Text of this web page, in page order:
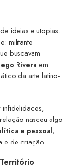
ideias e utopias.
militante
buscavam
Rivera em
da arte latino-
infidelidades,
nasceu algo
e pessoal,
e de criação.